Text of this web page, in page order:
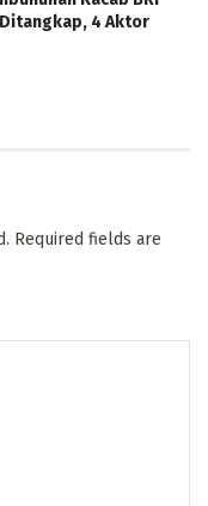
4 Aktor
Required fields are